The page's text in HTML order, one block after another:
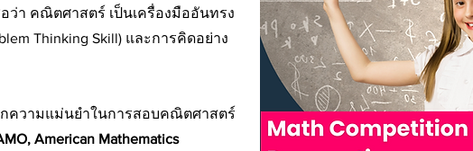
ว่า คณิตศาสตร์ เป็นเครื่องมืออันทรง
Thinking Skill) และการคิดอย่าง
กความแม่นยำในการสอบคณิตศาสตร์
American Mathematics